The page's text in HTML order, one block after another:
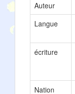
Auteur
Langue
écriture
Nation